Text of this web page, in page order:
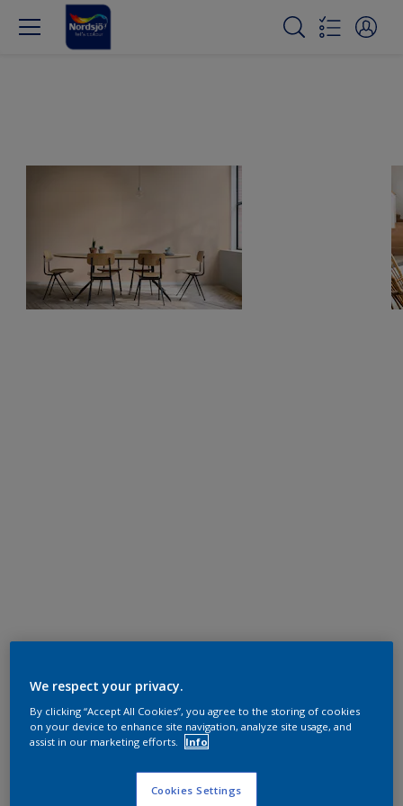
We respect your privacy.
By clicking “Accept All Cookies”, you agree to the storing of cookies
on your device to enhance site navigation, analyze site usage, and
assist in our marketing efforts.
Info
Cookies Settings